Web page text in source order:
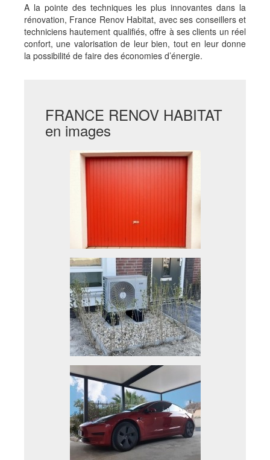
A la pointe des techniques les plus innovantes dans la
rénovation, France Renov Habitat, avec ses conseillers et
techniciens hautement qualifiés, offre à ses clients un réel
confort, une valorisation de leur bien, tout en leur donne
la possibilité de faire des économies d’énergie.
FRANCE RENOV HABITAT
en images